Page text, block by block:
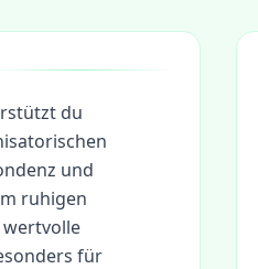
du
und
ruhigen
für